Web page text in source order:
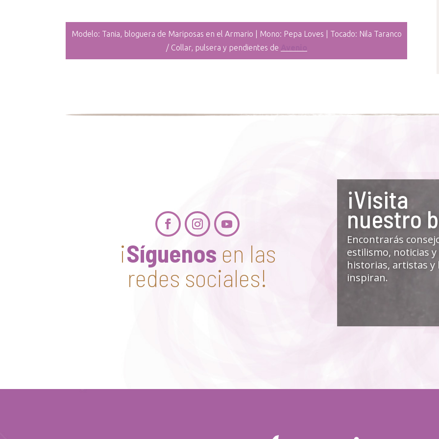
Modelo: Tania, bloguera de Mariposas en el Armario | Mono: Pepa Loves | Tocado: Nila Taranco
/ Collar, pulsera y pendientes de
¡Síguenos en las
redes sociales!
¡Visita
nuestro
Encontrarás
estilismo, noticias
historias, artistas y
inspiran.